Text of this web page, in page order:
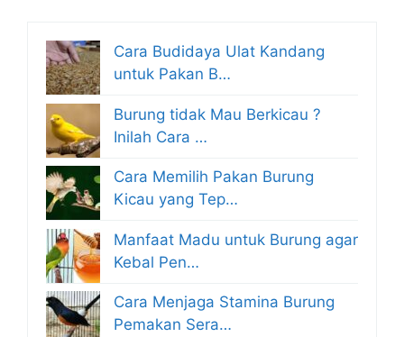
Cara Budidaya Ulat Kandang
untuk Pakan B…
Burung tidak Mau Berkicau ?
Inilah Cara …
Cara Memilih Pakan Burung
Kicau yang Tep…
Manfaat Madu untuk Burung agar
Kebal Pen…
Cara Menjaga Stamina Burung
Pemakan Sera…